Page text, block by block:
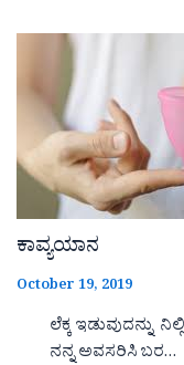
ಕಾವ್ಯಯಾನ
October 19, 2019
ಲೆಕ್ಕ ಇಡುವುದನ್ನು
ನನ್ನ ಅವಸರಿಸಿ ಬರ…